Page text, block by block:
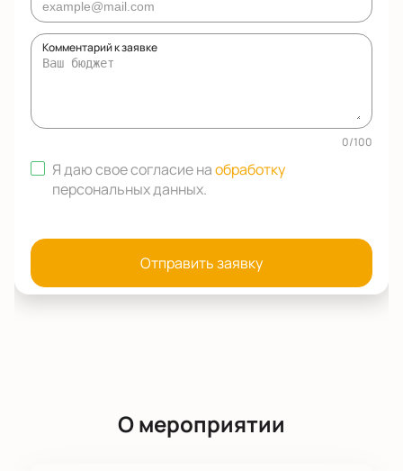
Комментарий к заявке
0/100
Я даю свое согласие наобработку
персональных данных.
Отправить заявку
О мероприятии